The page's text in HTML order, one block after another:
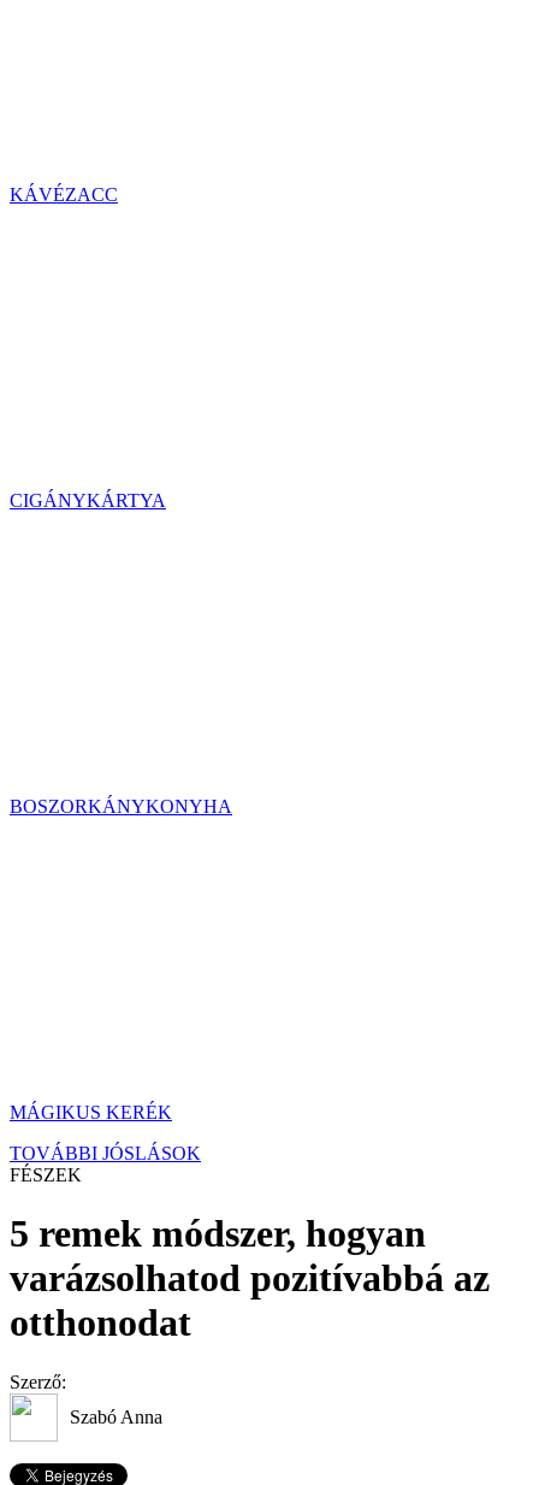
KÁVÉZACC
CIGÁNYKÁRTYA
BOSZORKÁNYKONYHA
MÁGIKUS KERÉK
TOVÁBBI JÓSLÁSOK
FÉSZEK
5 remek módszer, hogyan
varázsolhatod pozitívabbá az
otthonodat
Szerző:
Szabó Anna